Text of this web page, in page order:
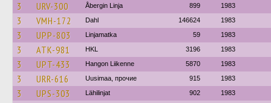
3 URV-300 Åbergin Linja 899 1983
3 VMH-172 Dahl 146624 1983
3 UPP-803 Linjamatka 59 1983
3 ATK-981 HKL 3196 1983
3 UPT-433 Hangon Liikenne 5870 1983
3 URR-616 Uusimaa, прочие 915 1983
3 UPS-303 Lähilinjat 902 1983